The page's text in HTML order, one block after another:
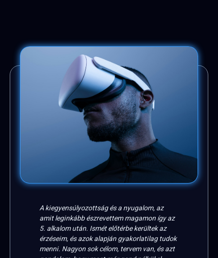
A kiegyensúlyozottság és a nyugalom, az
amit leginkább észrevettem magamon így az
5. alkalom után. Ismét előtérbe kerültek az
érzéseim, és azok alapján gyakorlatilag tudok
menni. Nagyon sok célom, tervem van, és azt